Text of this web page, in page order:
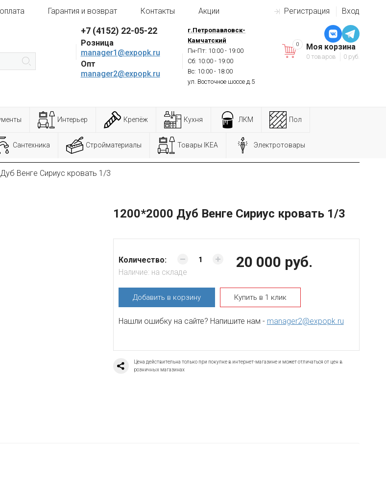
Регистрация Вход
Гарантия и возврат Контакты Акции
+7 (4152) 22-05-22
Розница
manager1@expopk.ru
Опт
manager2@expopk.ru
г.Петропавловск-
Камчатский
Пн-Пт: 10:00 - 19:00
Сб: 10:00 - 19:00
Вс: 10:00 - 18:00
ул. Восточное шоссе д.5
Моя корзина
0 товаров 0 руб.
0
Интерьер Крепёж Кухня ЛКМ Пол
Сантехника Стройматериалы Товары IKEA Электротовары
Венге Сириус кровать 1/3
1200*2000 Дуб Венге Сириус кровать 1/3
20 000 руб.
Количество:
Наличие: на складе
Добавить в корзину Купить в 1 клик
Нашли ошибку на сайте? Напишите нам - manager2@expopk.ru
Цена действительна только при покупке в интернет-магазине и может отличаться от цен в
розничных магазинах